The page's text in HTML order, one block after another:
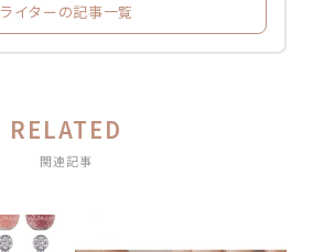
ライターの記事一覧
RELATED
関連記事